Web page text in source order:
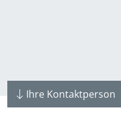
Ihre Kontaktperson